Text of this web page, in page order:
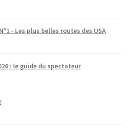
- Les plus belles routes des USA
: le guide du spectateur